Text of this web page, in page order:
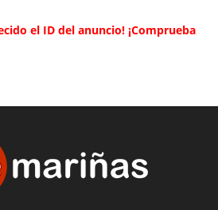
el ID del anuncio! ¡Comprueba